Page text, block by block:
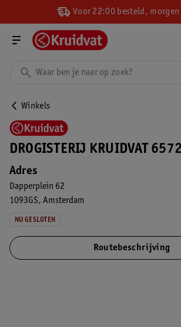
Voor 22:00 besteld, morgen
Winkels
DROGISTERIJ KRUIDVAT
Adres
Dapperplein 62
1093GS Amsterdam
NU GESLOTEN
Routebeschrijving